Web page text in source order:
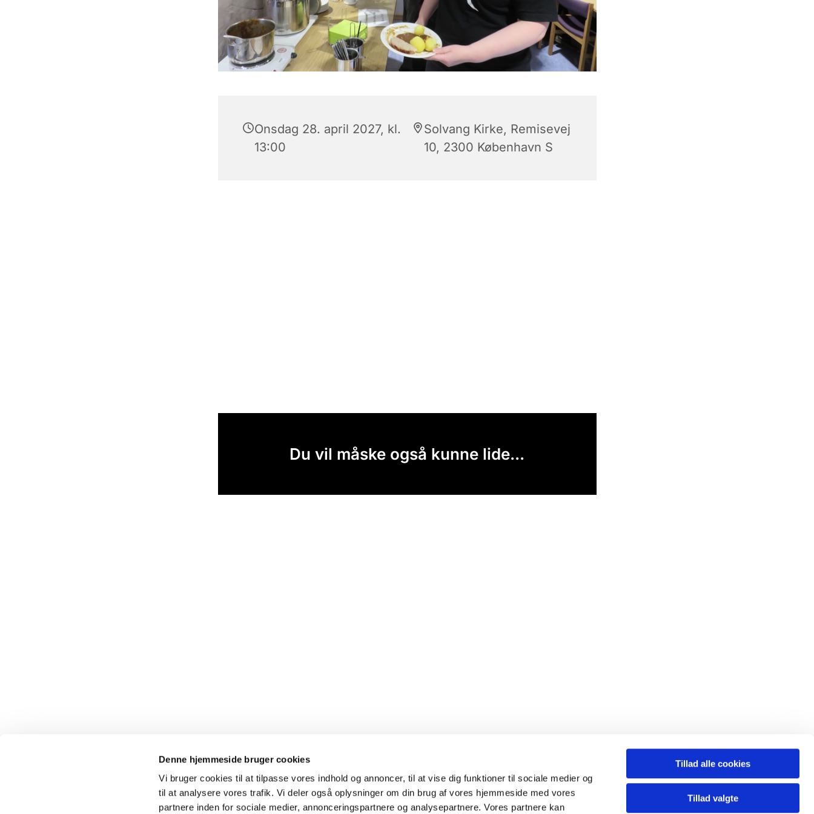
Denne hjemmeside bruger cookies
Vi bruger cookies til at tilpasse vores indhold og annoncer, til at vise dig funktioner til sociale medier og
til at analysere vores trafik. Vi deler også oplysninger om din brug af vores hjemmeside med vores
partnere inden for sociale medier, annonceringspartnere og analysepartnere. Vores partnere kan
Tillad alle cookies
Tillad valgte
Onsdag 28. april 2027, kl.
13:00
Solvang Kirke, Remisevej
10, 2300 København S
Du vil måske også kunne lide...